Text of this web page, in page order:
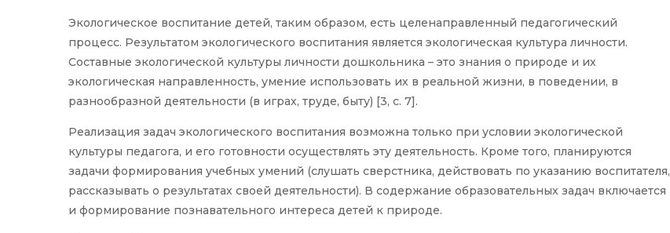
Экологическое воспитание детей, таким образом, есть целенаправленный педагогический
процесс. Результатом экологического воспитания является экологическая культура личности.
Составные экологической культуры личности дошкольника – это знания о природе и их
экологическая направленность, умение использовать их в реальной жизни, в поведении, в
разнообразной деятельности (в играх, труде, быту) [3, с. 7].
Реализация задач экологического воспитания возможна только при условии экологической
культуры педагога, и его готовности осуществлять эту деятельность. Кроме того, планируются
задачи формирования учебных умений (слушать сверстника, действовать по указанию воспитателя,
рассказывать о результатах своей деятельности). В содержание образовательных задач включается
и формирование познавательного интереса детей к природе.